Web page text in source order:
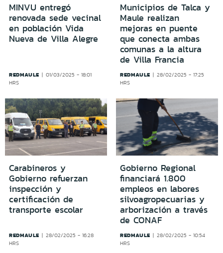
MINVU entregó
renovada sede vecinal
en población Vida
Nueva de Villa Alegre
REDMAULE
01/03/2025 - 18:01
HRS
Municipios de Talca y
Maule realizan
mejoras en puente
que conecta ambas
comunas a la altura
de Villa Francia
REDMAULE
28/02/2025 - 17:25
HRS
Carabineros y
Gobierno refuerzan
inspección y
certificación de
transporte escolar
REDMAULE
28/02/2025 - 16:28
HRS
Gobierno Regional
financiará 1.800
empleos en labores
silvoagropecuarias y
arborización a través
de CONAF
REDMAULE
28/02/2025 - 10:54
HRS